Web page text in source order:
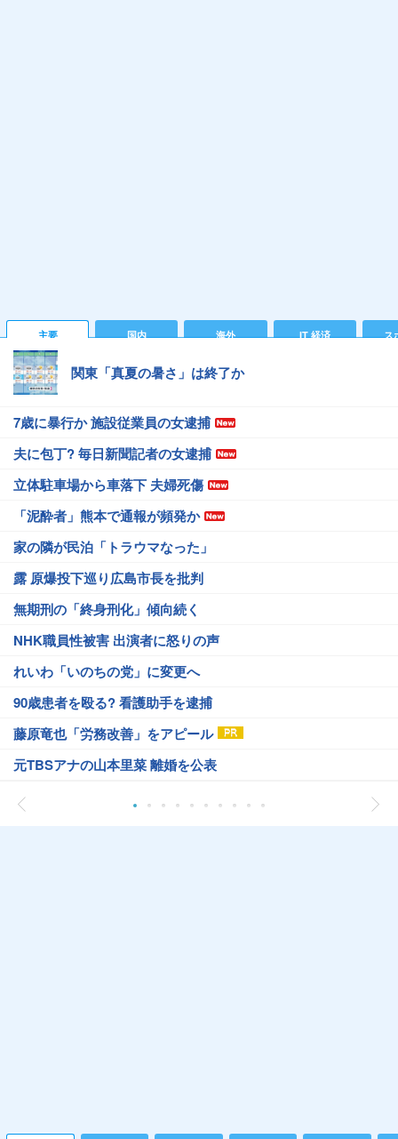
主要 国内 海外 IT 経済 ス
関東「真夏の暑さ」は終了か
7歳に暴行か 施設従業員の女逮捕
夫に包丁? 毎日新聞記者の女逮捕
立体駐車場から車落下 夫婦死傷
「泥酔者」熊本で通報が頻発か
家の隣が民泊「トラウマなった」
露 原爆投下巡り広島市長を批判
無期刑の「終身刑化」傾向続く
NHK職員性被害 出演者に怒りの声
れいわ「いのちの党」に変更へ
90歳患者を殴る? 看護助手を逮捕
藤原竜也「労務改善」をアピール
元TBSアナの山本里菜 離婚を公表